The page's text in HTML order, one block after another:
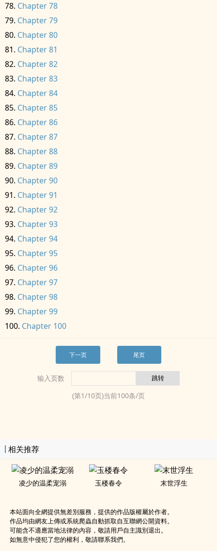
Chapter 78
Chapter 79
Chapter 80
Chapter 81
Chapter 82
Chapter 83
Chapter 84
Chapter 85
Chapter 86
Chapter 87
Chapter 88
Chapter 89
Chapter 90
Chapter 91
Chapter 92
Chapter 93
Chapter 94
Chapter 95
Chapter 96
Chapter 97
Chapter 98
Chapter 99
Chapter 100
下一页 尾页
输入页数
(第1/10页)当前100条/页
相关推荐
凌少的温柔宠溺 玉楼春令 末世浮生
本站面向全網提供無差別服務，提供的作品版權屬於作者。
作品均由網友上傳或系統爬蟲自動抓取自互聯網公開資料。
可能含不適應當地法律的內容，敬請用戶自主識別退出。
如無意中侵犯了您的權利，敬請聯系我們。